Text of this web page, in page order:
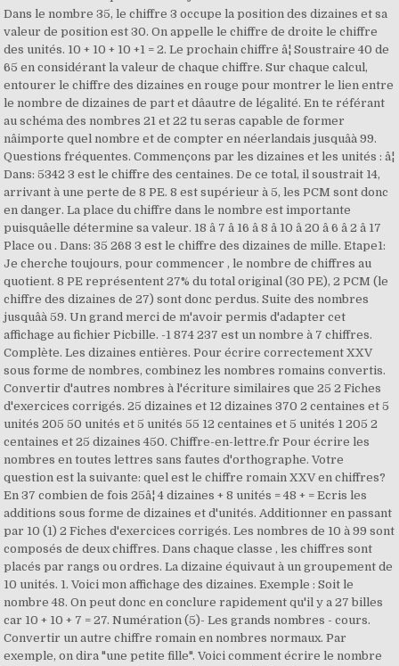
Dans le nombre 35, le chiffre 3 occupe la position des dizaines et sa
valeur de position est 30. On appelle le chiffre de droite le chiffre
des unités. 10 + 10 + 10 +1 = 2. Le prochain chiffre â¦ Soustraire 40 de
65 en considérant la valeur de chaque chiffre. Sur chaque calcul,
entourer le chiffre des dizaines en rouge pour montrer le lien entre
le nombre de dizaines de part et dâautre de légalité. En te référant
au schéma des nombres 21 et 22 tu seras capable de former
nâimporte quel nombre et de compter en néerlandais jusquâà 99.
Questions fréquentes. Commençons par les dizaines et les unités : â¦
Dans: 5342 3 est le chiffre des centaines. De ce total, il soustrait 14,
arrivant à une perte de 8 PE. 8 est supérieur à 5, les PCM sont donc
en danger. La place du chiffre dans le nombre est importante
puisquâelle détermine sa valeur. 18 â 7 â 16 â 8 â 10 â 20 â 6 â 2 â 17
Place ou . Dans: 35 268 3 est le chiffre des dizaines de mille. Etape1:
Je cherche toujours, pour commencer , le nombre de chiffres au
quotient. 8 PE représentent 27% du total original (30 PE), 2 PCM (le
chiffre des dizaines de 27) sont donc perdus. Suite des nombres
jusquâà 59. Un grand merci de m'avoir permis d'adapter cet
affichage au fichier Picbille. -1 874 237 est un nombre à 7 chiffres.
Complète. Les dizaines entières. Pour écrire correctement XXV
sous forme de nombres, combinez les nombres romains convertis.
Convertir d'autres nombres à l'écriture similaires que 25 2 Fiches
d'exercices corrigés. 25 dizaines et 12 dizaines 370 2 centaines et 5
unités 205 50 unités et 5 unités 55 12 centaines et 5 unités 1 205 2
centaines et 25 dizaines 450. Chiffre-en-lettre.fr Pour écrire les
nombres en toutes lettres sans fautes d'orthographe. Votre
question est la suivante: quel est le chiffre romain XXV en chiffres?
En 37 combien de fois 25â¦ 4 dizaines + 8 unités = 48 + = Ecris les
additions sous forme de dizaines et d'unités. Additionner en passant
par 10 (1) 2 Fiches d'exercices corrigés. Les nombres de 10 à 99 sont
composés de deux chiffres. Dans chaque classe , les chiffres sont
placés par rangs ou ordres. La dizaine équivaut à un groupement de
10 unités. 1. Voici mon affichage des dizaines. Exemple : Soit le
nombre 48. On peut donc en conclure rapidement qu'il y a 27 billes
car 10 + 10 + 7 = 27. Numération (5)- Les grands nombres - cours.
Convertir un autre chiffre romain en nombres normaux. Par
exemple, on dira "une petite fille". Voici comment écrire le nombre